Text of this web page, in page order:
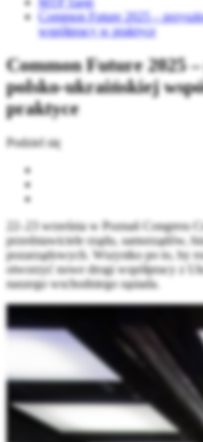
Common Future 2025 –
współpracy w praktyce
Common Future 2025 –
polsko-ukraińskiej
praktyce
Podziel się
22–23 września w Poznań Congress
przedstawiciele rządu, samorządów,
pozarządowych. Wszystko po to, by
otworzyć nowe drogi współpracy z
naszego wschodniego sąsiada.